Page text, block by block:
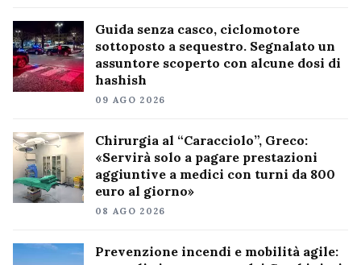
Guida senza casco, ciclomotore
sottoposto a sequestro. Segnalato un
assuntore scoperto con alcune dosi di
hashish
09 AGO 2026
Chirurgia al “Caracciolo”, Greco:
«Servirà solo a pagare prestazioni
aggiuntive a medici con turni da 800
euro al giorno»
08 AGO 2026
Prevenzione incendi e mobilità agile: